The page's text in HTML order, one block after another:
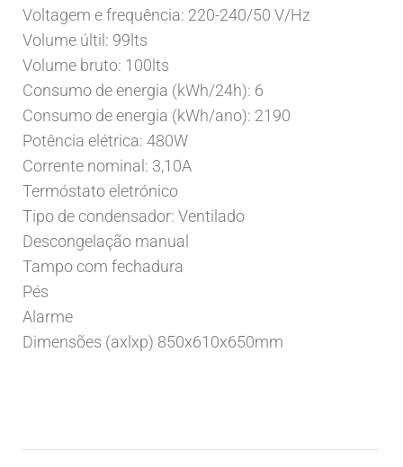
Voltagem e frequência: 220-240/50 V/Hz
Volume últil: 99lts
Volume bruto: 100lts
Consumo de energia (kWh/24h): 6
Consumo de energia (kWh/ano): 2190
Potência elétrica: 480W
Corrente nominal: 3,10A
Termóstato eletrónico
Tipo de condensador: Ventilado
Descongelação manual
Tampo com fechadura
Pés
Alarme
Dimensões (axlxp) 850x610x650mm